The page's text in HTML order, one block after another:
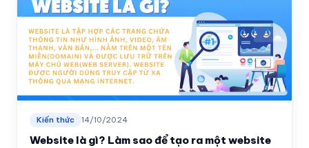
Kiến thức 14/10/2024
Website là gì? Làm sao để tạo ra một website